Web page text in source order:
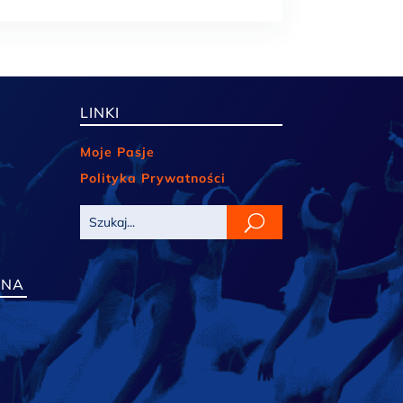
LINKI
Moje Pasje
Polityka Prywatności